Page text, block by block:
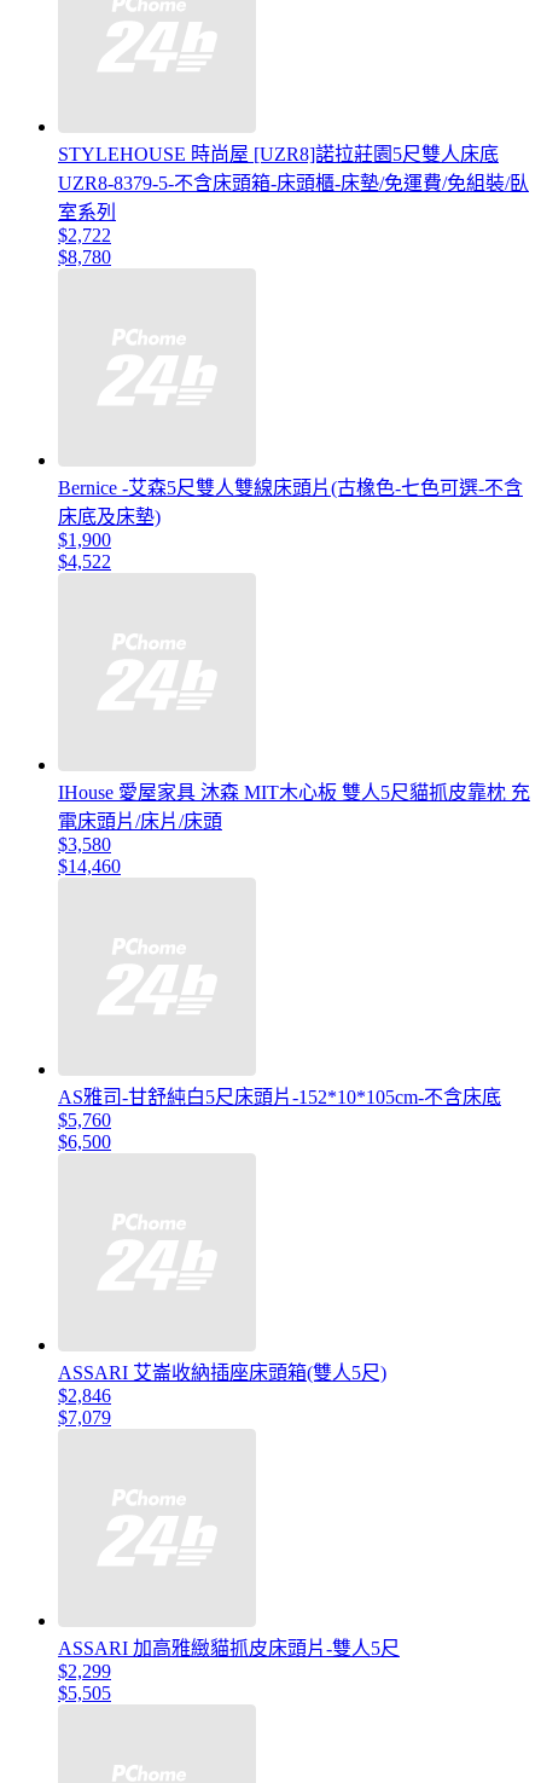
STYLEHOUSE 時尚屋 [UZR8]諾拉莊園5尺雙人床底
UZR8-8379-5-不含床頭箱-床頭櫃-床墊/免運費/免組裝/臥
室系列
$2,722
$8,780
Bernice -艾森5尺雙人雙線床頭片(古橡色-七色可選-不含
床底及床墊)
$1,900
$4,522
IHouse 愛屋家具 沐森 MIT木心板 雙人5尺貓抓皮靠枕 充
電床頭片/床片/床頭
$3,580
$14,460
AS雅司-甘舒純白5尺床頭片-152*10*105cm-不含床底
$5,760
$6,500
ASSARI 艾崙收納插座床頭箱(雙人5尺)
$2,846
$7,079
ASSARI 加高雅緻貓抓皮床頭片-雙人5尺
$2,299
$5,505